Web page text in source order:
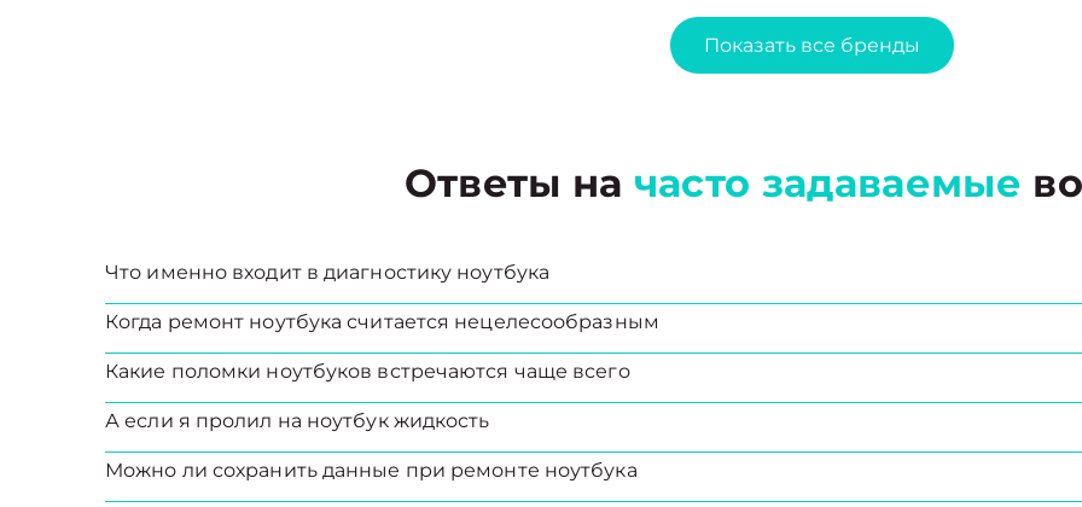
Показать все бренды
Ответы на часто задаваемые
Что именно входит в диагностику ноутбука
Когда ремонт ноутбука считается нецелесообразным
Какие поломки ноутбуков встречаются чаще всего
А если я пролил на ноутбук жидкость
Можно ли сохранить данные при ремонте ноутбука